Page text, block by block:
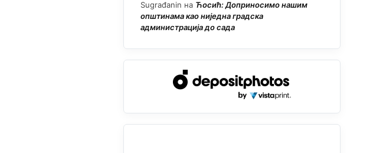
Sugrađanin на Ћосић: Доприносимо нашим
општинама као ниједна градска
администрација до сада